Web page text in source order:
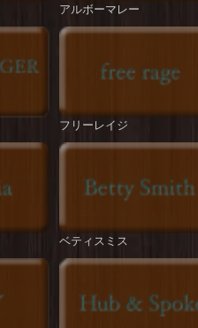
アルボーマレー
フリーレイジ
ベティスミス